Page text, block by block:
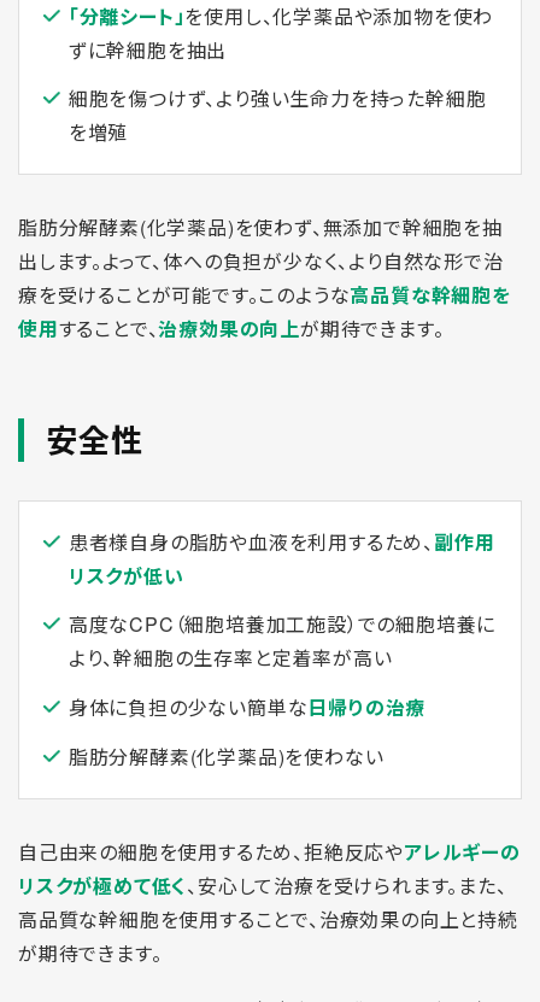
「分離シート」を使用し、化学薬品や添加物を使わ
ずに幹細胞を抽出
細胞を傷つけず、より強い生命力を持った幹細胞
を増殖
脂肪分解酵素(化学薬品)を使わず、無添加で幹細胞を抽
出します。よって、体への負担が少なく、より自然な形で治
療を受けることが可能です。このような高品質な幹細胞を
使用することで、治療効果の向上が期待できます。
安全性
患者様自身の脂肪や血液を利用するため、 副作用
リスクが低い
高度なCPC（細胞培養加工施設）での細胞培養に
より、幹細胞の生存率と定着率が高い
身体に負担の少ない簡単な日帰りの治療
脂肪分解酵素(化学薬品)を使わない
自己由来の細胞を使用するため、拒絶反応やアレルギーの
リスクが極めて低く、安心して治療を受けられます。また、
高品質な幹細胞を使用することで、治療効果の向上と持続
が期待できます。